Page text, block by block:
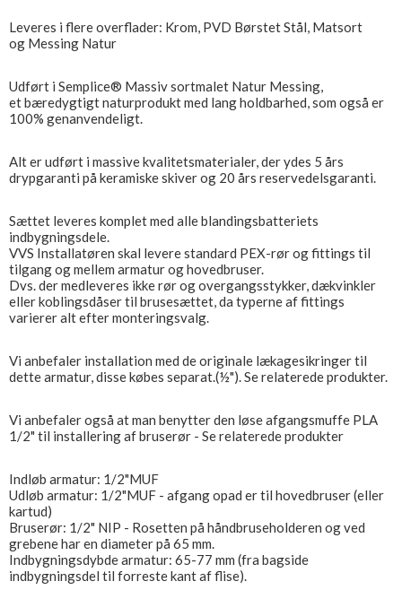
Leveres i flere overflader: Krom, PVD Børstet Stål, Matsort
og Messing Natur
Udført i Semplice® Massiv sortmalet Natur Messing,
et bæredygtigt naturprodukt med lang holdbarhed, som også er
100% genanvendeligt.
Alt er udført i massive kvalitetsmaterialer, der ydes 5 års
drypgaranti på keramiske skiver og 20 års reservedelsgaranti.
Sættet leveres komplet med alle blandingsbatteriets
indbygningsdele.
VVS Installatøren skal levere standard PEX-rør og fittings til
tilgang og mellem armatur og hovedbruser.
Dvs. der medleveres ikke rør og overgangsstykker, dækvinkler
eller koblingsdåser til brusesættet, da typerne af fittings
varierer alt efter monteringsvalg.
Vi anbefaler installation med de originale lækagesikringer til
dette armatur, disse købes separat.(½"). Se relaterede produkter.
Vi anbefaler også at man benytter den løse afgangsmuffe PLA
1/2" til installering af bruserør - Se relaterede produkter
Indløb armatur: 1/2"MUF
Udløb armatur: 1/2"MUF - afgang opad er til hovedbruser (eller
kartud)
Bruserør: 1/2" NIP - Rosetten på håndbruseholderen og ved
grebene har en diameter på 65 mm.
Indbygningsdybde armatur: 65-77 mm (fra bagside
indbygningsdel til forreste kant af flise).